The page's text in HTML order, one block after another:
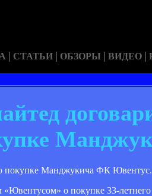
| СТАТЬИ | ОБЗОРЫ | ВИДЕО |
ФК
о покупке 33-летнего